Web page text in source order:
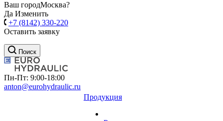
Ваш городМосква?
Да Изменить
+7 (8142) 330-220
Оставить заявку
Поиск
Пн-Пт: 9:00-18:00
anton@eurohydraulic.ru
Продукция